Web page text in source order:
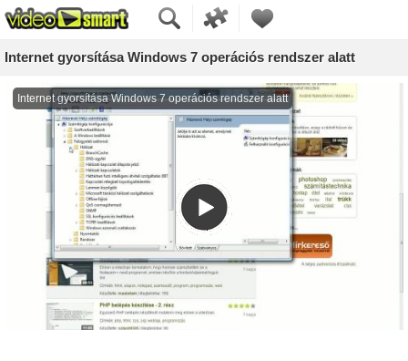
Internet gyorsítása Windows 7 operációs rendszer alatt